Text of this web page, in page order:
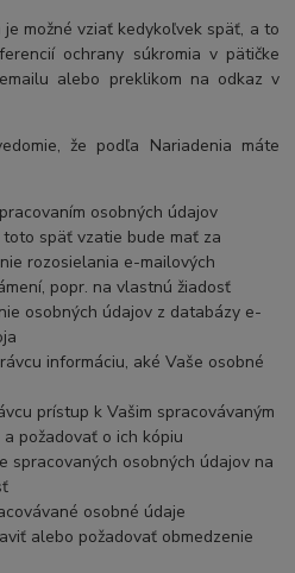
možné vziať kedykoľvek späť, a to
ochrany súkromia v pätičke
alebo preklikom na odkaz v
že podľa Nariadenia máte
osobných údajov
späť vzatie bude mať za
rozosielania e-mailových
popr. na vlastnú žiadosť
osobných údajov z databázy e-
informáciu, aké Vaše osobné
prístup k Vašim spracovávaným
požadovať o ich kópiu
spracovaných osobných údajov na
osobné údaje
alebo požadovať obmedzenie